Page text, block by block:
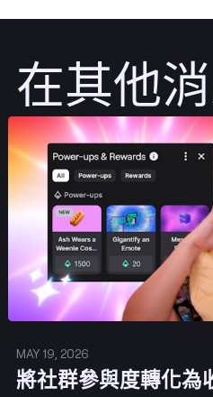
在其他
MAY 19, 2026
將社群參與度轉化為
發佈